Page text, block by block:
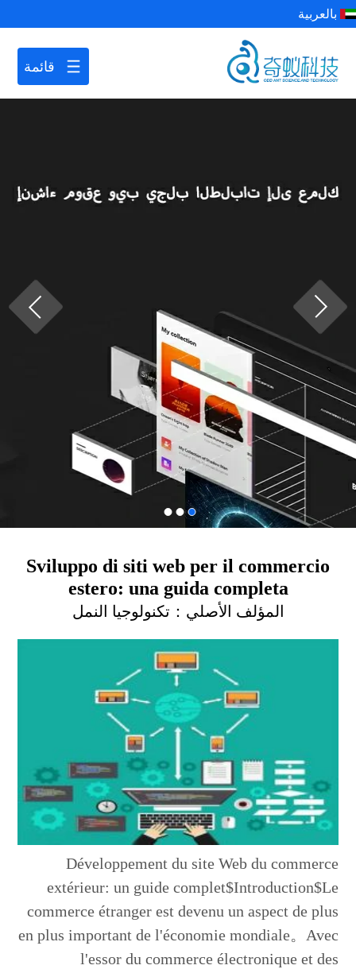
بالعربية
قائمة
Sviluppo di siti web per il commercio
estero: una guida completa
المؤلف الأصلي： تكنولوجيا النمل
Développement du site Web du commerce
extérieur: un guide complet$Introduction$Le
commerce étranger est devenu un aspect de plus
en plus important de l'économie mondiale。Avec
l'essor du commerce électronique et des